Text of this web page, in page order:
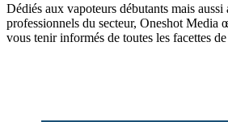
Dédiés aux vapoteurs débutants mais aussi
professionnels du secteur, Oneshot Media
vous tenir informés de toutes les facettes